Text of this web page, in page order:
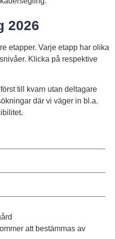
2026
etapper. Varje etapp har olika
Klicka på respektive
till kvarn utan deltagare
där vi väger in bl.a.
att bestämmas av